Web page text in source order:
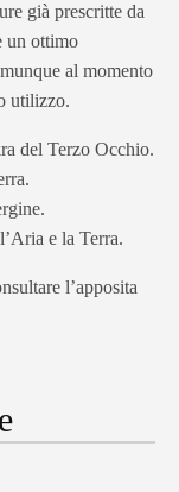
già prescritte da
un ottimo
al momento
utilizzo.
del Terzo Occhio.
e la Terra.
l’apposita